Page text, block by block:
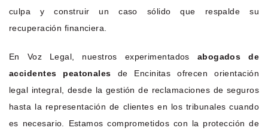
culpa y construir un caso sólido que respalde su
recuperación financiera.
En Voz Legal, nuestros experimentados abogados de
accidentes peatonales de Encinitas ofrecen orientación
legal integral, desde la gestión de reclamaciones de seguros
hasta la representación de clientes en los tribunales cuando
es necesario. Estamos comprometidos con la protección de